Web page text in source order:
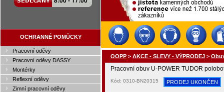
OCHRANNÉ POMŮCKY
Pracovní oděvy
Pracovní oděvy DASSY
Montérky
Reflexní oděvy
Zimní pracovní oděvy
OOPP > AKCE - SLEVY - VÝPRODEJ >
Pracovní obuv U-POWER TUDOR
Kód: 0310-BN20315 PRODEJ UKONČEN